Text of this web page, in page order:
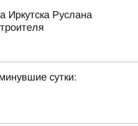
Иркутска Руслана
сутки: